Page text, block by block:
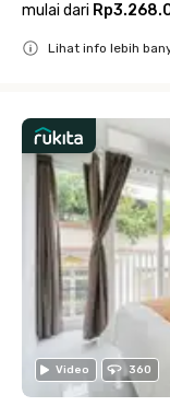
mulai dari
Lihat info lebih
Video 360